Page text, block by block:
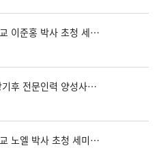
[수요세미나] 4월 29일 서울대학교 이준홍 박사 초청 세미나 개최
[수요세미나] 4월 22일 국제 기상기후 전문인력 양성사업 설명회 개최
[수요세미나] 4월 15일 공주대학교 노엘 박사 초청 세미나 개최